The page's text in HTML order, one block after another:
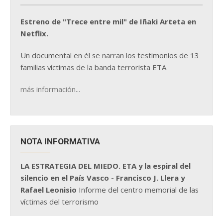
Estreno de "Trece entre mil" de Iñaki Arteta en
Netflix.
Un documental en él se narran los testimonios de 13
familias víctimas de la banda terrorista ETA.
más información...
NOTA INFORMATIVA
LA ESTRATEGIA DEL MIEDO. ETA y la espiral del
silencio en el País Vasco - Francisco J. Llera y
Rafael Leonisio Informe del centro memorial de las
víctimas del terrorismo